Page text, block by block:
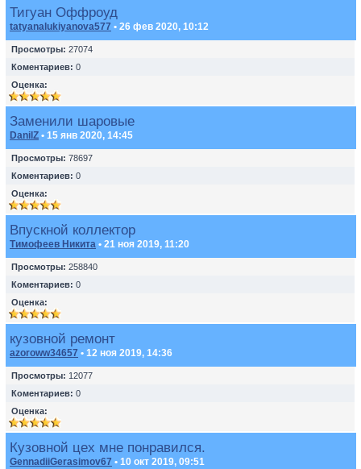
Тигуан Оффроуд
tatyanalukiyanova577 • 26 фев 2020, 10:12
Просмотры: 27074
Коментариев: 0
Оценка:
Заменили шаровые
DanilZ • 15 янв 2020, 14:45
Просмотры: 78697
Коментариев: 0
Оценка:
Впускной коллектор
Тимофеев Никита • 21 ноя 2019, 11:20
Просмотры: 258840
Коментариев: 0
Оценка:
кузовной ремонт
azoroww34657 • 12 ноя 2019, 14:36
Просмотры: 12077
Коментариев: 0
Оценка:
Кузовной цех мне понравился.
GennadiiGerasimov67 • 10 окт 2019, 09:51